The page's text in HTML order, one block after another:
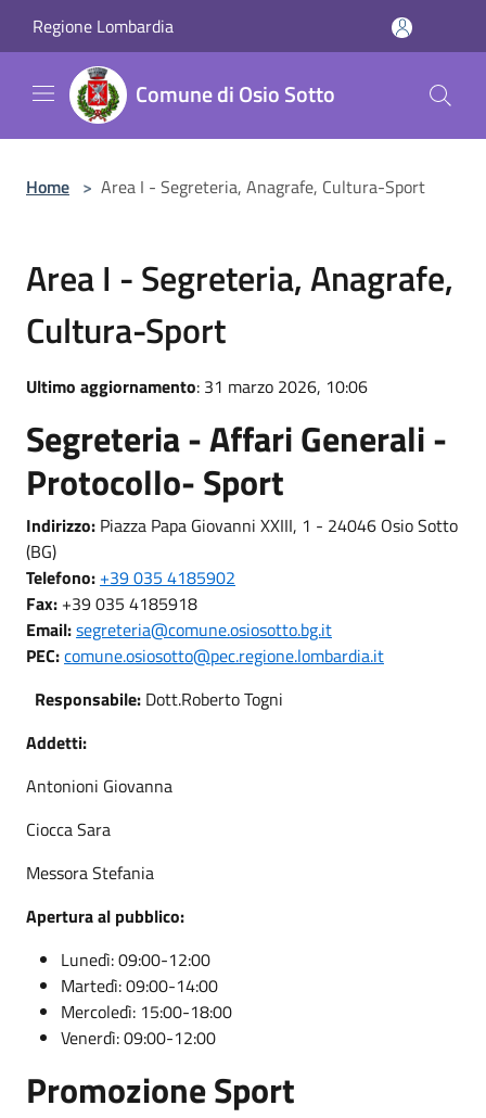
Regione Lombardia
Comune di Osio Sotto
Home > Area I - Segreteria, Anagrafe, Cultura-Sport
Area I - Segreteria, Anagrafe,
Cultura-Sport
Ultimo aggiornamento: 31 marzo 2026, 10:06
Segreteria - Affari Generali -
Protocollo- Sport
Indirizzo: Piazza Papa Giovanni XXIII, 1 - 24046 Osio Sotto
(BG)
Telefono: +39 035 4185902
Fax: +39 035 4185918
Email:segreteria@comune.osiosotto.bg.it
PEC:comune.osiosotto@pec.regione.lombardia.it
Responsabile: Dott.Roberto Togni
Addetti:
Antonioni Giovanna
Ciocca Sara
Messora Stefania
Apertura al pubblico:
Lunedì: 09:00-12:00
Martedì: 09:00-14:00
Mercoledì: 15:00-18:00
Venerdì: 09:00-12:00
Promozione Sport